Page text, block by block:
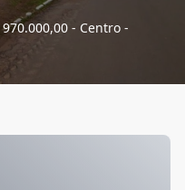
- Centro -